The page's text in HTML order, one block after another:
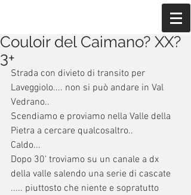
Couloir del Caimano? XX?
3+
Strada con divieto di transito per
Laveggiolo.... non si può andare in Val
Vedrano..
Scendiamo e proviamo nella Valle della
Pietra a cercare qualcosaltro..
Caldo...
Dopo 30' troviamo su un canale a dx
della valle salendo una serie di cascate
..... piuttosto che niente e sopratutto